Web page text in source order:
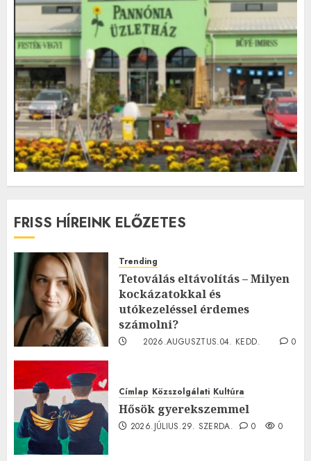
FRISS HÍREINK ELŐZETES
Trending
Tetoválás eltávolítás – Milyen
kockázatokkal és
utókezeléssel érdemes
számolni?
2026.AUGUSZTUS.04. KEDD.
0
Címlap Közszolgálati Kultúra
Hősök gyerekszemmel
2026.JÚLIUS.29. SZERDA. 0 0